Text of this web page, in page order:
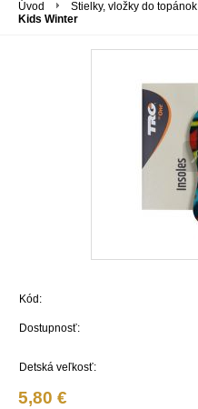
Úvod Stielky, vložky do topánok
Kids Winter
Kód:
Dostupnosť:
Detská veľkosť:
5,80 €